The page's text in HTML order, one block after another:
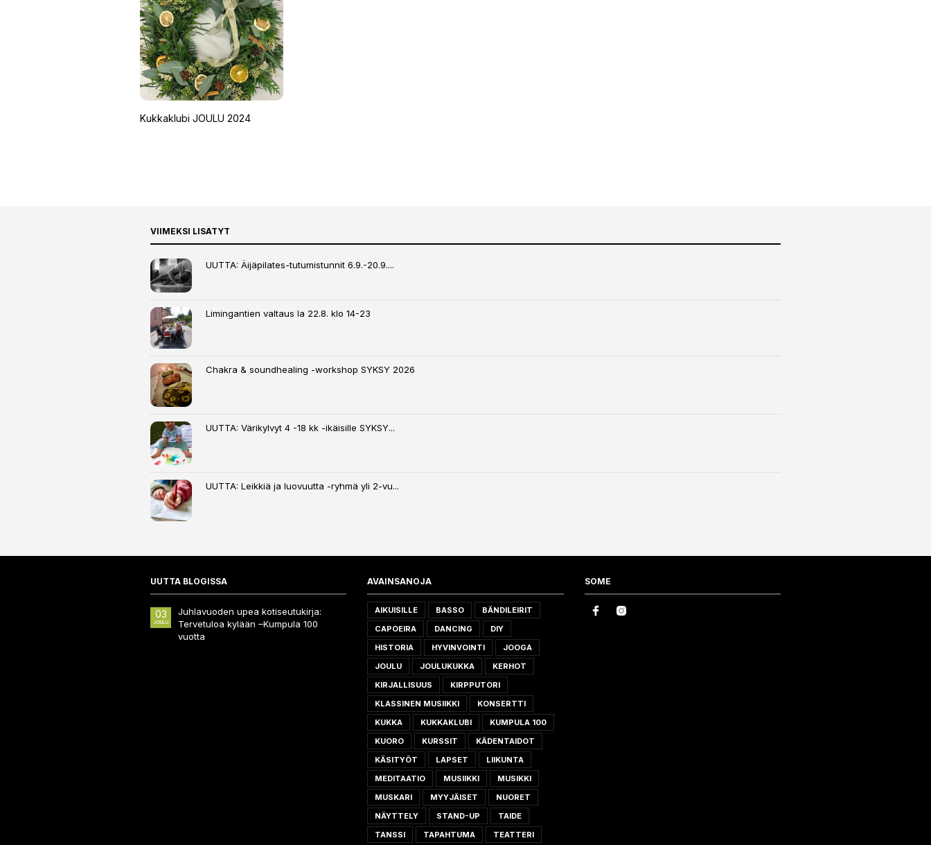
Kukkaklubi JOULU 2024
VIIMEKSI LISÄTYT
UUTTA: Äijäpilates-tutumistunnit 6.9.-20.9....
Limingantien valtaus la 22.8. klo 14-23
Chakra & soundhealing -workshop SYKSY 2026
UUTTA: Värikylvyt 4 -18 kk -ikäisille SYKSY...
UUTTA: Leikkiä ja luovuutta -ryhmä yli 2-vu...
UUTTA BLOGISSA
03
JOULU
Juhlavuoden upea kotiseutukirja:
Tervetuloa kylään –Kumpula 100
vuotta
AVAINSANOJA
AIKUISILLE BASSO
BÄNDILEIRIT
CAPOEIRA
DANCING
DIY
HISTORIA
HYVINVOINTI
JOOGA
JOULU
JOULUKUKKA
KERHOT
KIRJALLISUUS
KIRPPUTORI
KLASSINEN MUSIIKKI
KONSERTTI
KUKKA
KUKKAKLUBI
KUMPULA 100
KUORO
KURSSIT
KÄDENTAIDOT
KÄSITYÖT
LAPSET
LIIKUNTA
MEDITAATIO
MUSIIKKI
MUSIKKI
MUSKARI
MYYJÄISET
NUORET
NÄYTTELY
STAND-UP
TAIDE
TANSSI
TAPAHTUMA TEATTERI
SOME